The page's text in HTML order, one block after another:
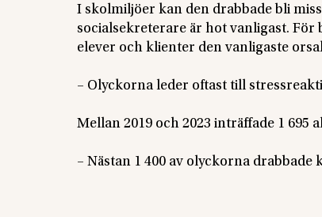
I skolmiljöer kan den drabbade bli
socialsekreterare är hot vanligast. För
elever och klienter den vanligaste
– Olyckorna leder oftast till
Mellan 2019 och 2023 inträffade 1
– Nästan 1 400 av olyckorna